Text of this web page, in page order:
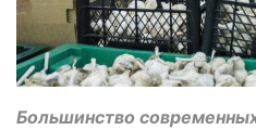
Большинство